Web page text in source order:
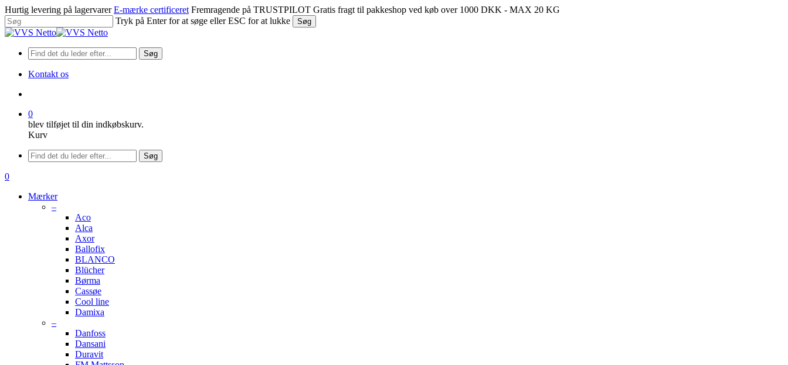
Spring
til
hovedindhold
Hurtig levering på lagervarer E-mærke certificeret Fremragende på TRUSTPILOT Gratis fragt til pakkeshop ved køb over 1000 DKK - MAX 20 KG
Tryk på Enter for at søge eller ESC for at lukke
Søg
Luk
Søg
Kontakt os
0
blev tilføjet til din indkøbskurv.
Kurv
Menu
Søg
søge
0
Mærker
–
Aco
Alca
Axor
Ballofix
BLANCO
Blücher
Børma
Cassøe
Cool line
Damixa
–
Danfoss
Dansani
Duravit